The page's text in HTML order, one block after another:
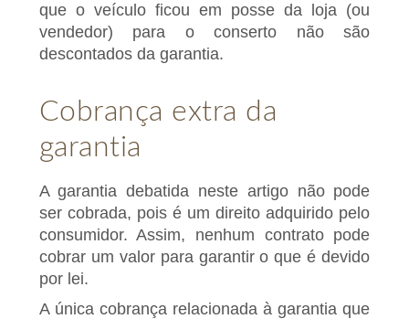
que o veículo ficou em posse da loja (ou
vendedor) para o conserto não são
descontados da garantia.
Cobrança extra da
garantia
A garantia debatida neste artigo não pode
ser cobrada, pois é um direito adquirido pelo
consumidor. Assim, nenhum contrato pode
cobrar um valor para garantir o que é devido
por lei.
A única cobrança relacionada à garantia que